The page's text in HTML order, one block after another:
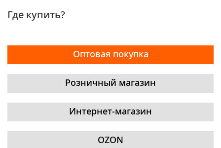
Где купить?
Оптовая покупка
Розничный магазин
Интернет-магазин
OZON